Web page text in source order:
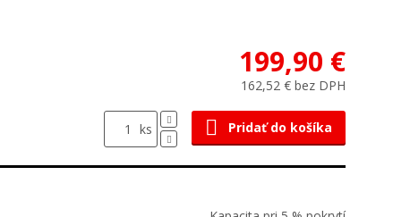
199,90 €
162,52 € bez DPH
ks Pridať do košíka